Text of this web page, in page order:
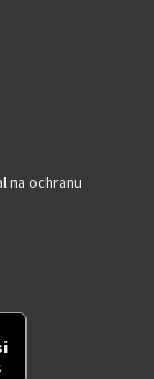
na ochranu